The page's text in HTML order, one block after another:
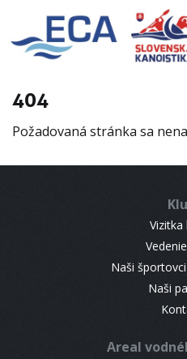
404
Požadovaná stránka sa
Vizitka
Naši
Naši
Areal